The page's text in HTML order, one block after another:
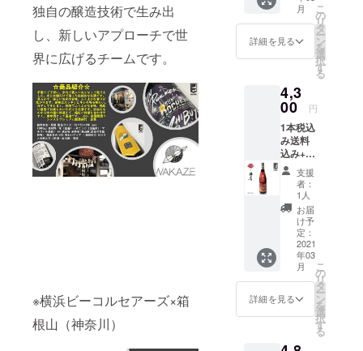
独自の醸造技術で生み出
し、新しいアプローチで世
界に広げるチームです。
※横浜ビーコルセアーズ×箱
根山（神奈川）
産米）
アル
コール
度数:15
米:夢一
献 精米
歩
合:60%
日本酒
度:＋6
酸度:1.3
味わい
マップ :
濃醇辛
スメの
飲み方:
を藩祖
とする
伊達家
仙台に
て創業
し、宮
城県で
現存す
る唯一
の伊達
家御用
蔵とし
て酒蔵
の技術
的模範
と御用
蔵の暖
簾を守
り続け
ていま
ブ・大
阪エ
ヴェッ
サ と、
「片野
のコラ
ボレー
ション
日本酒
です。
大阪・
京都・
奈良の
境に位
置する
交野の
郷で、
江戸時
代末期
より
代々受
け継が
月
詳細を見る
こ
の
リ
タ
ー
ン
を
選
択
す
る
4,3
00 円
1本税込
み送料
込み+お
礼の
メール
男子プ
ロバス
ケット
ボールB
リーグ
クラ
ブ・熊
本ヴォ
ルター
ズと酒
蔵”瑞
コラボ
支援
者：
1人
お届
け予
定：
2021
年03
月
詳細を見る
こ
の
リ
タ
ー
ン
を
選
択
す
る